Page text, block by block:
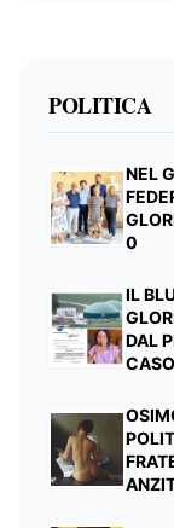
POLITICA
NEL
0
IL
DAL